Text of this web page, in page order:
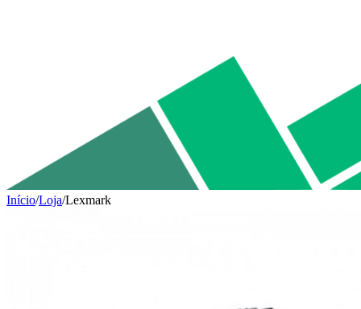
Início/Loja/Lexmark